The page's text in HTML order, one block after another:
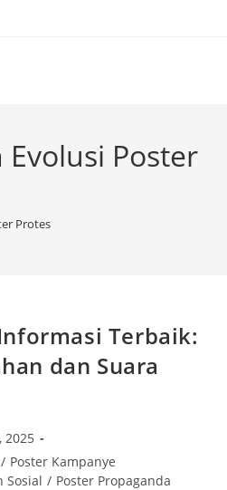
Poster
Protes
Terbaik:
dan Suara
2025
/ Poster Kampanye
Sosial / Poster Propaganda